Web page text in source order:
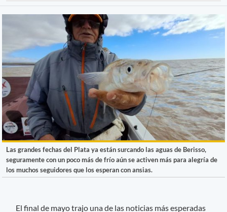
Las grandes fechas del Plata ya están surcando las aguas de Berisso,
seguramente con un poco más de frío aún se activen más para alegría de
los muchos seguidores que los esperan con ansias.
El final de mayo trajo una de las noticias más esperadas